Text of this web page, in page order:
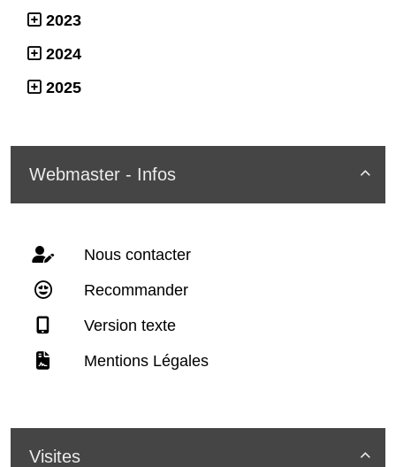
2023
2024
2025

Webmaster - Infos
Nous contacter
Recommander
Version texte
Mentions Légales

Visites